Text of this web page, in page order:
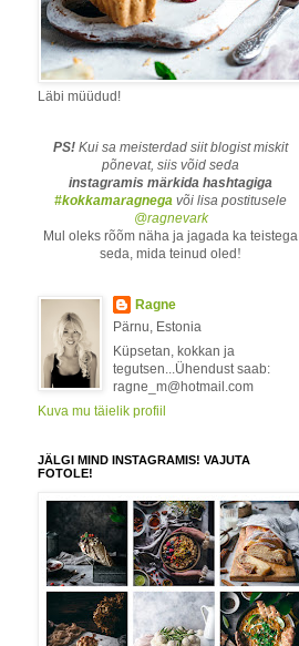
Läbi müüdud!
PS! Kui sa meisterdad siit blogist miskit
põnevat, siis võid seda
instagramis märkida hashtagiga
#kokkamaragnega või lisa postitusele
@ragnevark
Mul oleks rõõm näha ja jagada ka teistega
seda, mida teinud oled !
Ragne
Pärnu, Estonia
Küpsetan, kokkan ja
tegutsen...Ühendust saab:
ragne_m@hotmail.com
Kuva mu täielik profiil
JÄLGI MIND INSTAGRAMIS! VAJUTA
FOTOLE!